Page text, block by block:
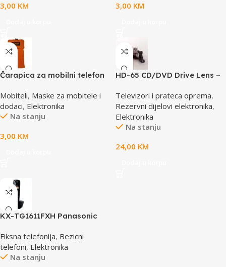
3,00 KM
3,00 KM
Čarapica za mobilni telefon
65x100mm
Mobiteli, Maske za mobitele i
dodaci, Elektronika
Na stanju
3,00 KM
HD-65 CD/DVD Drive Lens –
Televizori i prateca oprema,
Rezervni dijelovi elektronika,
Elektronika
Na stanju
24,00 KM
KX-TG1611FXH Panasonic
Fiksna telefonija, Bezicni
telefoni, Elektronika
Na stanju